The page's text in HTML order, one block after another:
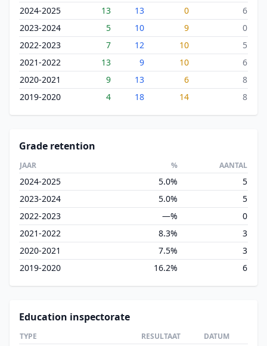
2024-2025 13 13 0
6
2023-2024
5 10 9
0
2022-2023
7 12 10
5
2021-2022
13 9 10
6
2020-2021
9 13 6
8
2019-2020
4 18 14 8
Grade retention
JAAR % AANTAL
2024-2025 5.0%
5
2023-2024
5.0%
5
2022-2023
—%
0
2021-2022
8.3%
3
2020-2021
7.5%
3
2019-2020
16.2% 6
Education inspectorate
TYPE RESULTAAT DATUM